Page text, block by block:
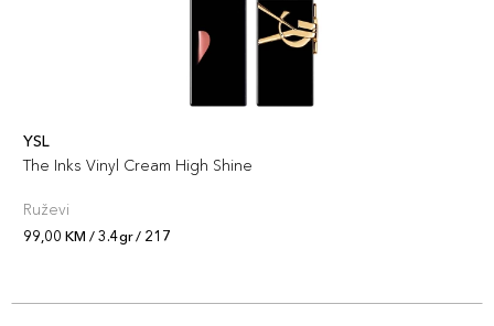
YSL
The Inks Vinyl Cream High Shine
Ruževi
99,00 KM / 3.4gr / 217